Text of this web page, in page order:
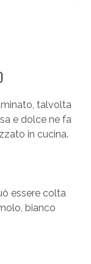
talvolta
e dolce ne fa
in cucina.
essere colta
bianco